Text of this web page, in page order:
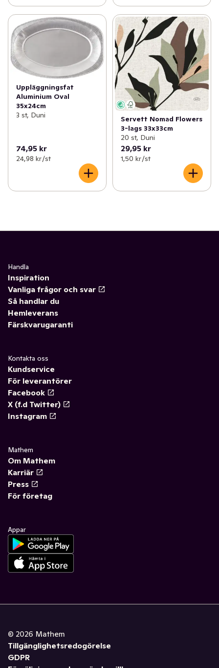
Uppläggningsfat
Aluminium Oval
35x24cm
3 st, Duni
74,95 kr
24,98 kr /st
Servett Nomad Flowers
3-lags 33x33cm
20 st, Duni
29,95 kr
1,50 kr /st
Handla
Inspiration
Vanliga frågor och svar
Så handlar du
Hemleverans
Färskvarugaranti
Kontakta oss
Kundservice
För leverantörer
Facebook
X (f.d Twitter)
Instagram
Mathem
Om Mathem
Karriär
Press
För företag
Appar
© 2026 Mathem
Tillgänglighetsredogörelse
GDPR